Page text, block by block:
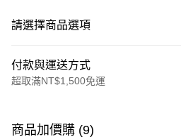
請選擇商品選項
付款與運送方式
超取滿NT$1,500免運
信用卡一次付款
商品加價購 (9)